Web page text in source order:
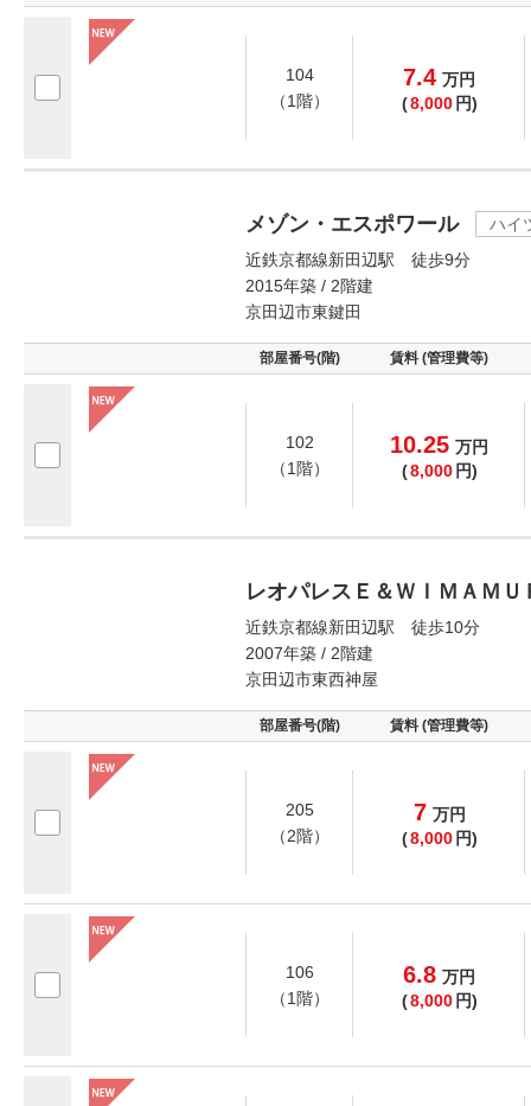
104
（1階）
7.4 万円
(8,000 円)
メゾン・エスポワール
ハイ
近鉄京都線新田辺駅 徒歩9分
2015年築 / 2階建
京田辺市東鍵田
部屋番号(階) 賃料 (管理費等)
102
（1階）
10.25 万円
(8,000 円)
レオパレスＥ＆ＷＩＭＡＭＵ
近鉄京都線新田辺駅 徒歩10分
2007年築 / 2階建
京田辺市東西神屋
部屋番号(階) 賃料 (管理費等)
205
（2階）
7 万円
(8,000 円)
106
（1階）
6.8 万円
(8,000 円)